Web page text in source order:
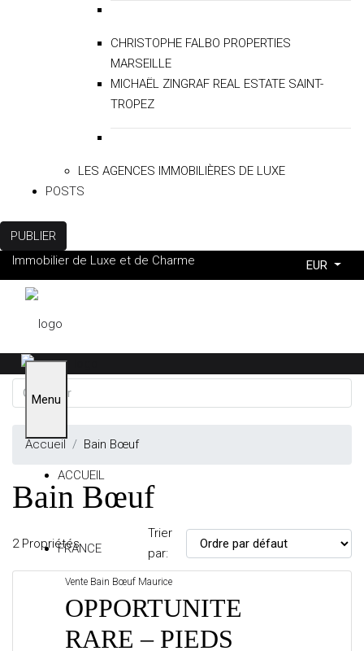
CHRISTOPHE FALBO PROPERTIES
MARSEILLE
MICHAËL ZINGRAF REAL ESTATE SAINT-
TROPEZ
LES AGENCES IMMOBILIÈRES DE LUXE
POSTS
PUBLIER
Immobilier de Luxe et de Charme
EUR
Menu
ACCUEIL
FRANCE
ALPES-MARITIMES
Accueil Bain Bœuf
Bain Bœuf
2 Propriétés
Trier
par:
Vente Bain Bœuf Maurice
OPPORTUNITE
RARE – PIEDS